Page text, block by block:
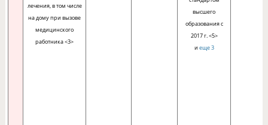
лечения, в том числе
на дому при вызове
медицинского
работника <3>
высшего
образования с
2017 г. <5>
и еще 3